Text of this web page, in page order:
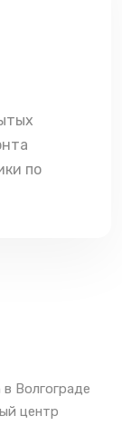
по
Волгограде
центр